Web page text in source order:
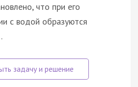
что при его
с водой образуются